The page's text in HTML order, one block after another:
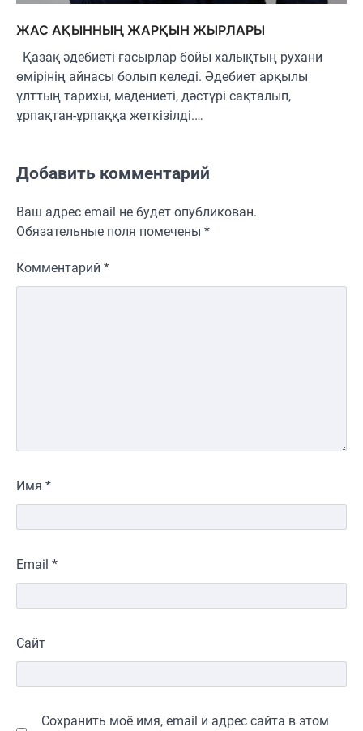
ЖАС АҚЫННЫҢ ЖАРҚЫН ЖЫРЛАРЫ
Қазақ әдебиеті ғасырлар бойы халықтың рухани
өмірінің айнасы болып келеді. Әдебиет арқылы
ұлттың тарихы, мәдениеті, дәстүрі сақталып,
ұрпақтан-ұрпаққа жеткізілді.…
Добавить комментарий
Ваш адрес email не будет опубликован.
Обязательные поля помечены *
Комментарий *
Имя *
Email *
Сайт
Сохранить моё имя, email и адрес сайта в этом